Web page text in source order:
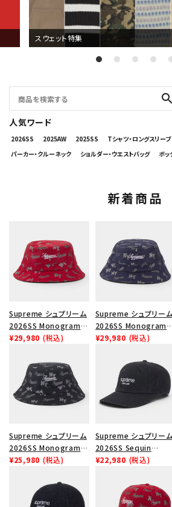
ブラックスウェット
表示する商品はありません。
CATEGORY
Tシャツ・ロングスリーブ
ニット帽・ビーニー
バックパック・リュック
スニーカー・ブーツ
パンツ・ショーツ
アクセサリー
COLLABORATION BRAND
CONTENTS
ACCOUNT MENU
ようこそ ゲスト 様
スウェット特集
search
人気ワード
2026SS 2025AW 2025SS Tシャツ・ロングスリーブ
パーカー・クルーネック
ショルダー・ウエストバッグ ボッ
新着商品
Supreme シュプリーム
2026SS Monogram
Crusher Hat モノグラ
¥29,980 (税込)
Supreme シュプリーム
2026SS Monogram
Crusher Hat モノグラ
¥29,980 (税込)
Supreme シュプリーム
2026SS Monogram
Crusher Hat モノグラ
¥25,980 (税込)
Supreme シュプリーム
2026SS Sequin
Denim Classic Logo
ニム クラシックロゴ 6パ
ネルキャップ インディゴ
¥22,980 (税込)